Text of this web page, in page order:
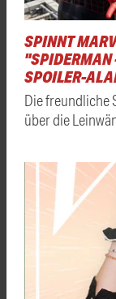
SPINNT
"SPIDERMAN
SPOILER-
Die freundliche
über die